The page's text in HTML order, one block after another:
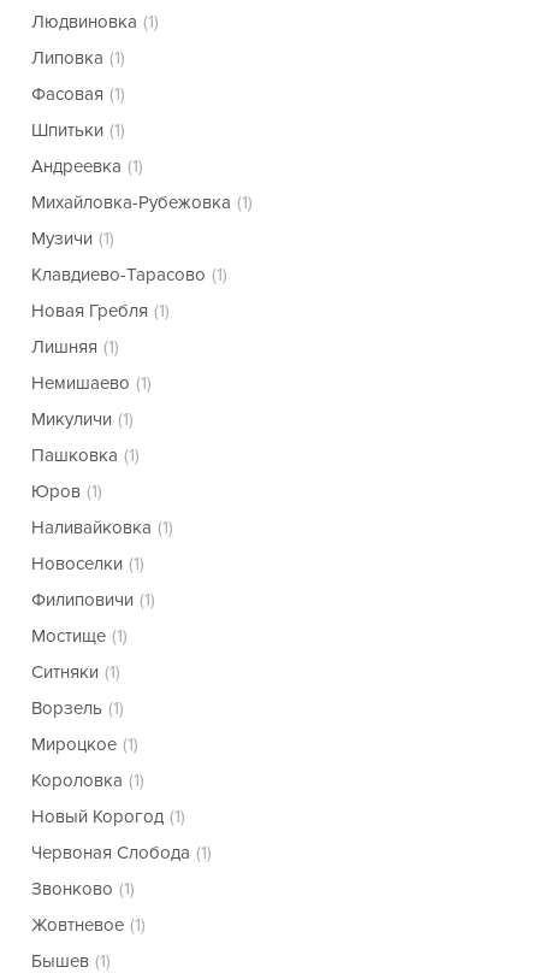
Людвиновка (1)
Липовка (1)
Фасовая (1)
Шпитьки (1)
Андреевка (1)
Михайловка-Рубежовка (1)
Музичи (1)
Клавдиево-Тарасово (1)
Новая Гребля (1)
Лишняя (1)
Немишаево (1)
Микуличи (1)
Пашковка (1)
Юров (1)
Наливайковка (1)
Новоселки (1)
Филиповичи (1)
Мостище (1)
Ситняки (1)
Ворзель (1)
Мироцкое (1)
Короловка (1)
Новый Корогод (1)
Червоная Слобода (1)
Звонково (1)
Жовтневое (1)
Бышев (1)